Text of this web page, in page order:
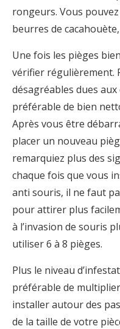
rongeurs. Vous
beurres de
Une fois les pièges
vérifier régulièrement.
désagréables dues
préférable de bien
Après vous être
placer un nouveau
remarquiez plus des
chaque fois que vous
anti souris, il ne faut
pour attirer plus
à l’invasion de souris
utiliser 6 à 8 pièges.
Plus le niveau
préférable de
installer autour des
de la taille de votre